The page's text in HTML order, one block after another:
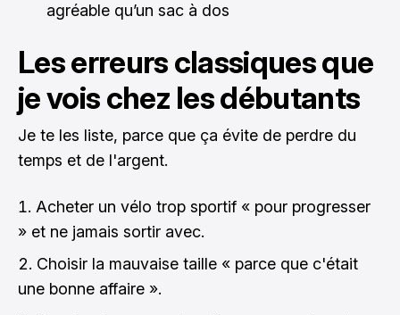
agréable qu’un sac à dos
Les erreurs classiques que
je vois chez les débutants
Je te les liste, parce que ça évite de perdre du
temps et de l'argent.
Acheter un vélo trop sportif « pour progresser
» et ne jamais sortir avec.
Choisir la mauvaise taille « parce que c'était
une bonne affaire ».